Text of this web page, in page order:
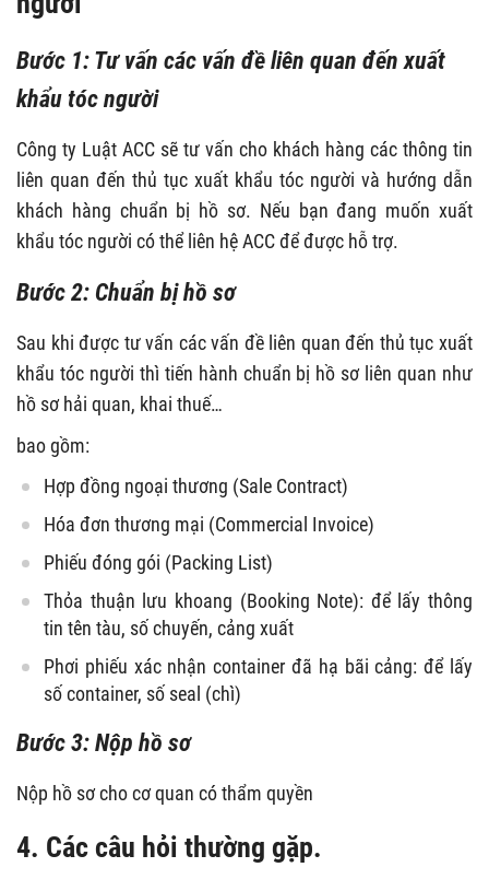
Bước 1: Tư vấn các vấn đề liên quan đến xuất
khẩu tóc người
Công ty Luật ACC sẽ tư vấn cho khách hàng các thông tin
liên quan đến thủ tục xuất khẩu tóc người và hướng dẫn
khách hàng chuẩn bị hồ sơ. Nếu bạn đang muốn xuất
khẩu tóc người có thể liên hệ ACC để được hỗ trợ.
Bước 2: Chuẩn bị hồ sơ
Sau khi được tư vấn các vấn đề liên quan đến thủ tục xuất
khẩu tóc người thì tiến hành chuẩn bị hồ sơ liên quan như
hồ sơ hải quan, khai thuế…
bao gồm:
Hợp đồng ngoại thương (Sale Contract)
Hóa đơn thương mại (Commercial Invoice)
Phiếu đóng gói (Packing List)
Thỏa thuận lưu khoang (Booking Note): để lấy thông
tin tên tàu, số chuyến, cảng xuất
Phơi phiếu xác nhận container đã hạ bãi cảng: để lấy
số container, số seal (chì)
Bước 3: Nộp hồ sơ
Nộp hồ sơ cho cơ quan có thẩm quyền
4. Các câu hỏi thường gặp.